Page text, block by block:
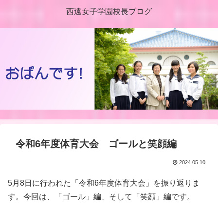
西遠女子学園校長ブログ
令和6年度体育大会 ゴールと笑顔編
2024.05.10
5月8日に行われた「令和6年度体育大会」を振り返りま
す。今回は、「ゴール」編、そして「笑顔」編です。